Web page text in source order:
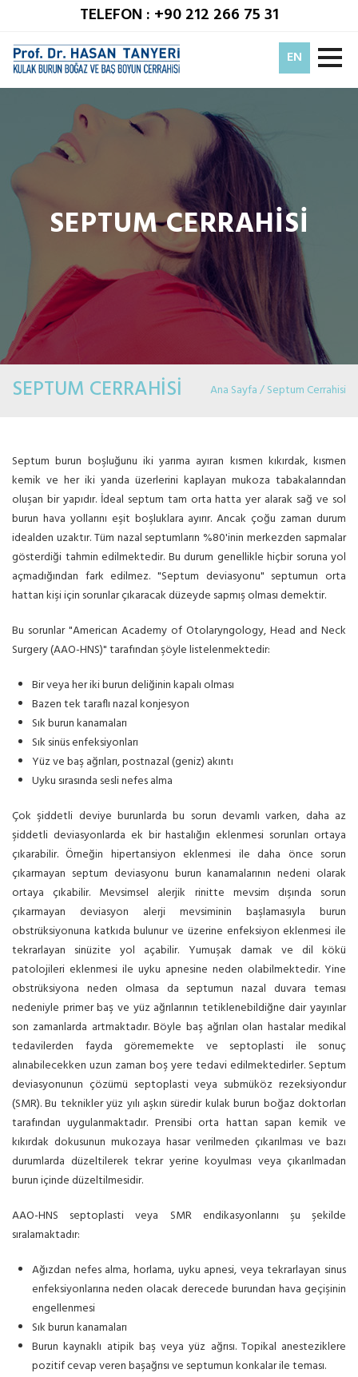
TELEFON : +90 212 266 75 31
EN
SEPTUM CERRAHİSİ
SEPTUM CERRAHİSİ Ana Sayfa / Septum Cerrahisi
Septum burun boşluğunu iki yarıma ayıran kısmen kıkırdak, kısmen
kemik ve her iki yanda üzerlerini kaplayan mukoza tabakalarından
oluşan bir yapıdır. İdeal septum tam orta hatta yer alarak sağ ve sol
burun hava yollarını eşit boşluklara ayırır. Ancak çoğu zaman durum
idealden uzaktır. Tüm nazal septumların %80'inin merkezden sapmalar
gösterdiği tahmin edilmektedir. Bu durum genellikle hiçbir soruna yol
açmadığından fark edilmez. "Septum deviasyonu" septumun orta
hattan kişi için sorunlar çıkaracak düzeyde sapmış olması demektir.
Bu sorunlar "American Academy of Otolaryngology, Head and Neck
Surgery (AAO-HNS)" tarafından şöyle listelenmektedir:
Bir veya her iki burun deliğinin kapalı olması
Bazen tek taraflı nazal konjesyon
Sık burun kanamaları
Sık sinüs enfeksiyonları
Yüz ve baş ağrıları, postnazal (geniz) akıntı
Uyku sırasında sesli nefes alma
Çok şiddetli deviye burunlarda bu sorun devamlı varken, daha az
şiddetli deviasyonlarda ek bir hastalığın eklenmesi sorunları ortaya
çıkarabilir. Örneğin hipertansiyon eklenmesi ile daha önce sorun
çıkarmayan septum deviasyonu burun kanamalarının nedeni olarak
ortaya çıkabilir. Mevsimsel alerjik rinitte mevsim dışında sorun
çıkarmayan deviasyon alerji mevsiminin başlamasıyla burun
obstrüksiyonuna katkıda bulunur ve üzerine enfeksiyon eklenmesi ile
tekrarlayan sinüzite yol açabilir. Yumuşak damak ve dil kökü
patolojileri eklenmesi ile uyku apnesine neden olabilmektedir. Yine
obstrüksiyona neden olmasa da septumun nazal duvara teması
nedeniyle primer baş ve yüz ağrılarının tetiklenebildiğne dair yayınlar
son zamanlarda artmaktadır. Böyle baş ağrıları olan hastalar medikal
tedavilerden fayda görememekte ve septoplasti ile sonuç
alınabilecekken uzun zaman boş yere tedavi edilmektedirler. Septum
deviasyonunun çözümü septoplasti veya submüköz rezeksiyondur
(SMR). Bu teknikler yüz yılı aşkın süredir kulak burun boğaz doktorları
tarafından uygulanmaktadır. Prensibi orta hattan sapan kemik ve
kıkırdak dokusunun mukozaya hasar verilmeden çıkarılması ve bazı
durumlarda düzeltilerek tekrar yerine koyulması veya çıkarılmadan
burun içinde düzeltilmesidir.
AAO-HNS septoplasti veya SMR endikasyonlarını şu şekilde
sıralamaktadır:
Ağızdan nefes alma, horlama, uyku apnesi, veya tekrarlayan sinus
enfeksiyonlarına neden olacak derecede burundan hava geçişinin
engellenmesi
Sık burun kanamaları
Burun kaynaklı atipik baş veya yüz ağrısı. Topikal anesteziklere
pozitif cevap veren başağrısı ve septumun konkalar ile teması.